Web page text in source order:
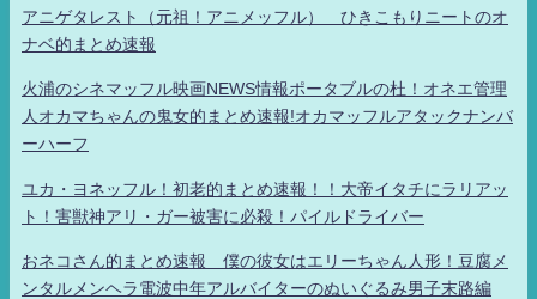
アニゲタレスト（元祖！アニメッフル） ひきこもりニートのオ
ナベ的まとめ速報
火浦のシネマッフル映画NEWS情報ポータブルの杜！オネエ管理
人オカマちゃんの鬼女的まとめ速報!オカマッフルアタックナンバ
ーハーフ
ユカ・ヨネッフル！初老的まとめ速報！！大帝イタチにラリアッ
ト！害獣神アリ・ガー被害に必殺！パイルドライバー
おネコさん的まとめ速報 僕の彼女はエリーちゃん人形！豆腐メ
ンタルメンヘラ電波中年アルバイターのぬいぐるみ男子末路編